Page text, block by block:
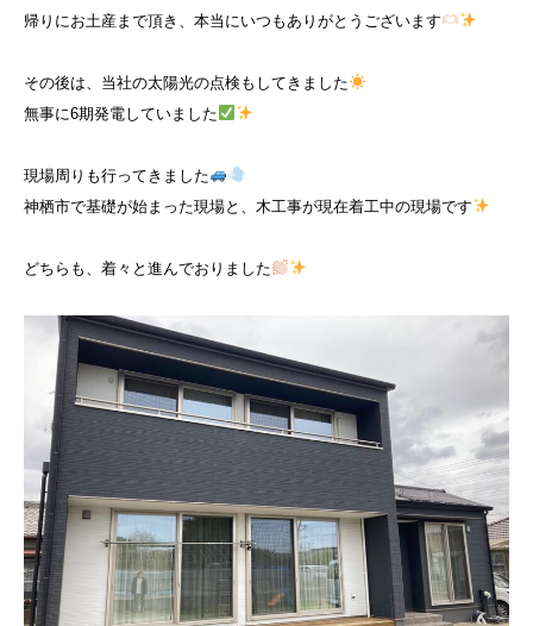
帰りにお土産まで頂き、本当にいつもありがとうございます
その後は、当社の太陽光の点検もしてきました
無事に6期発電していました
現場周りも行ってきました
神栖市で基礎が始まった現場と、木工事が現在着工中の現場です
どちらも、着々と進んでおりました